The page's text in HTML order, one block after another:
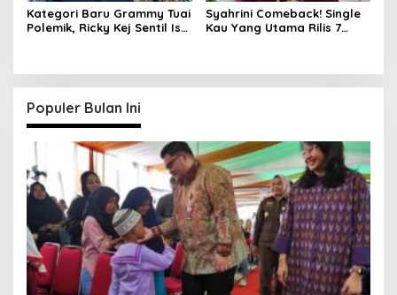
Kategori Baru Grammy Tuai
Polemik, Ricky Kej Sentil Isu
Syahrini Comeback! Single
Kau Yang Utama Rilis 7
Populer Bulan Ini